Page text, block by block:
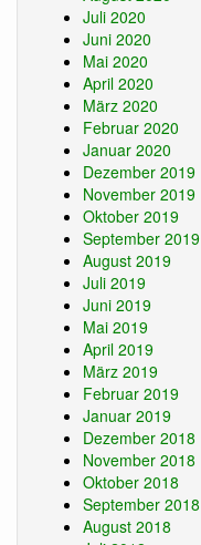
Juli 2020
Juni 2020
Mai 2020
April 2020
März 2020
Februar 2020
Januar 2020
Dezember 2019
November 2019
Oktober 2019
September 2019
August 2019
Juli 2019
Juni 2019
Mai 2019
April 2019
März 2019
Februar 2019
Januar 2019
Dezember 2018
November 2018
Oktober 2018
September 2018
August 2018